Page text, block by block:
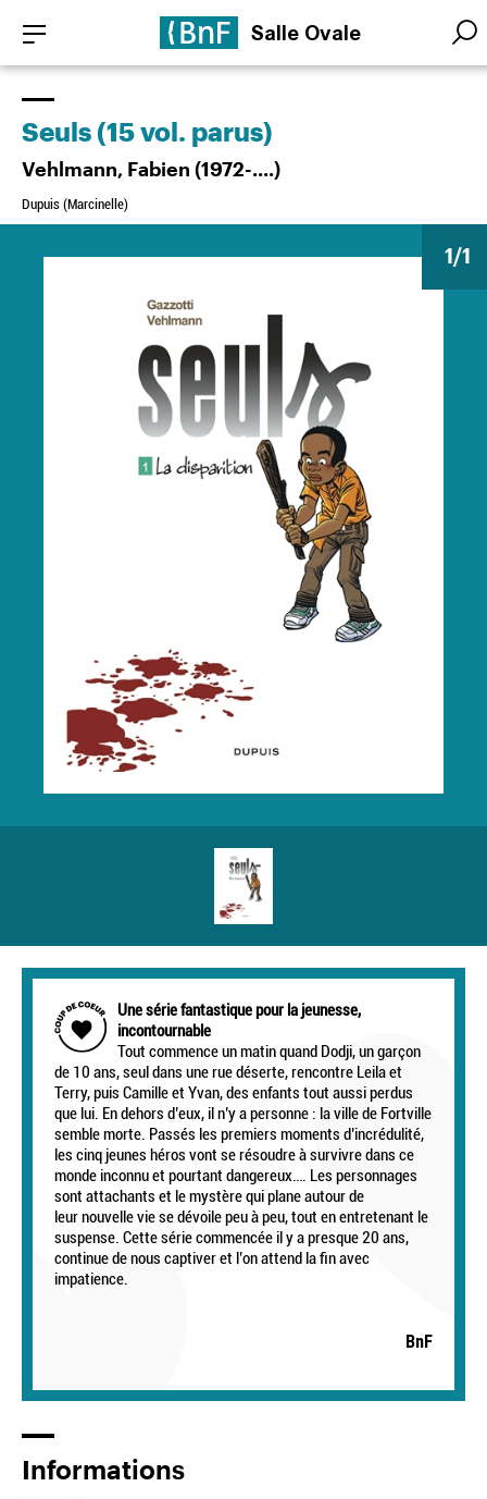
contenu
principal
Salle Ovale
1/1
Seuls (15 vol. parus)
Vehlmann, Fabien (1972-....)
Dupuis (Marcinelle)
Une série fantastique pour la jeunesse,
incontournable
Tout commence un matin quand Dodji, un garçon
de 10 ans, seul dans une rue déserte, rencontre Leila et
Terry, puis Camille et Yvan, des enfants tout aussi perdus
que lui. En dehors d’eux, il n’y a personne : la ville de Fortville
semble morte. Passés les premiers moments d’incrédulité,
les cinq jeunes héros vont se résoudre à survivre dans ce
monde inconnu et pourtant dangereux…. Les personnages
sont attachants et le mystère qui plane autour de
leur nouvelle vie se dévoile peu à peu, tout en entretenant le
suspense. Cette série commencée il y a presque 20 ans,
continue de nous captiver et l’on attend la fin avec
impatience.
BnF
Informations
Panneau de gestion des cookies